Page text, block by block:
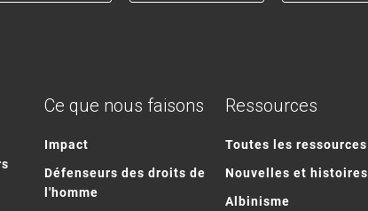
Ce que nous faisons
Impact
Défenseurs des droits de
l'homme
Ressources
Toutes les ressources
Nouvelles et histoires
Albinisme